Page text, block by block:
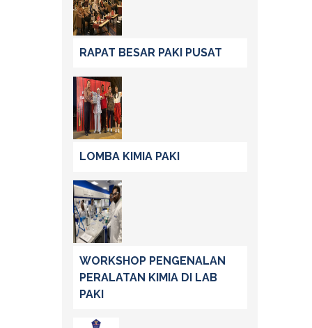
RAPAT BESAR PAKI PUSAT
LOMBA KIMIA PAKI
WORKSHOP PENGENALAN
PERALATAN KIMIA DI LAB
PAKI